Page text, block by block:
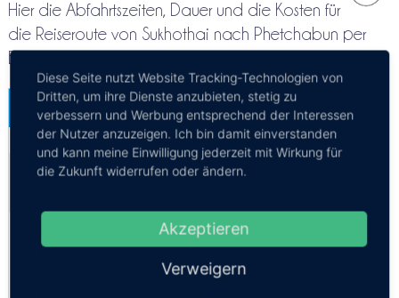
Hier die Abfahrtszeiten, Dauer und die Kosten für
die Reiseroute von Sukhothai nach Phetchabun per
Bus
Sukhothai - Phetchabun
Mehr Infos / Tickets
Privattransfer Sukhothai - Phetchabun
Diese Seite nutzt Website Tracking-Technologien von
Dritten, um ihre Dienste anzubieten, stetig zu
verbessern und Werbung entsprechend der Interessen
der Nutzer anzuzeigen. Ich bin damit einverstanden
und kann meine Einwilligung jederzeit mit Wirkung für
die Zukunft widerrufen oder ändern.
Akzeptieren
Verweigern